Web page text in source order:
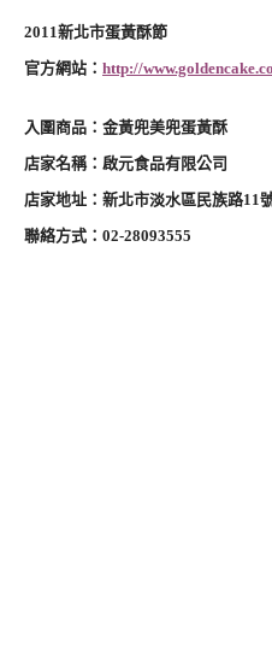
2011新北市蛋黃酥節
官方網站： http://
入圍商品：金黃兜美兜蛋黃酥
店家名稱：啟元食品有限公司
店家地址：新北市淡水區民族路11
聯絡方式：02-28093555